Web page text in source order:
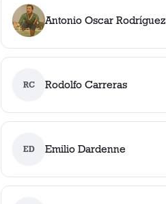
Antonio Oscar Rodríguez
RC Rodolfo Carreras
ED Emilio Dardenne